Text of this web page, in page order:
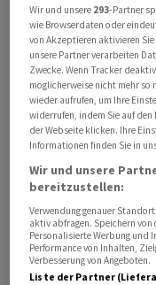
MEHR VIDEOS
anfo-06032023
Wir und unsere 293-Partner
wie Browserdaten oder
von Akzeptieren aktivieren
unsere Partner verarbeiten
Zwecke. Wenn Tracker
möglicherweise nicht mehr so
wieder aufrufen, um Ihre
widerrufen, indem Sie auf
der Webseite klicken. Ihre
Informationen finden Sie in
Wir und unsere
bereitzustellen:
Verwendung genauer
aktiv abfragen. Speichern
Personalisierte Werbung und
Performance von Inhalten,
Verbesserung von Angeboten.
Liste der Partner